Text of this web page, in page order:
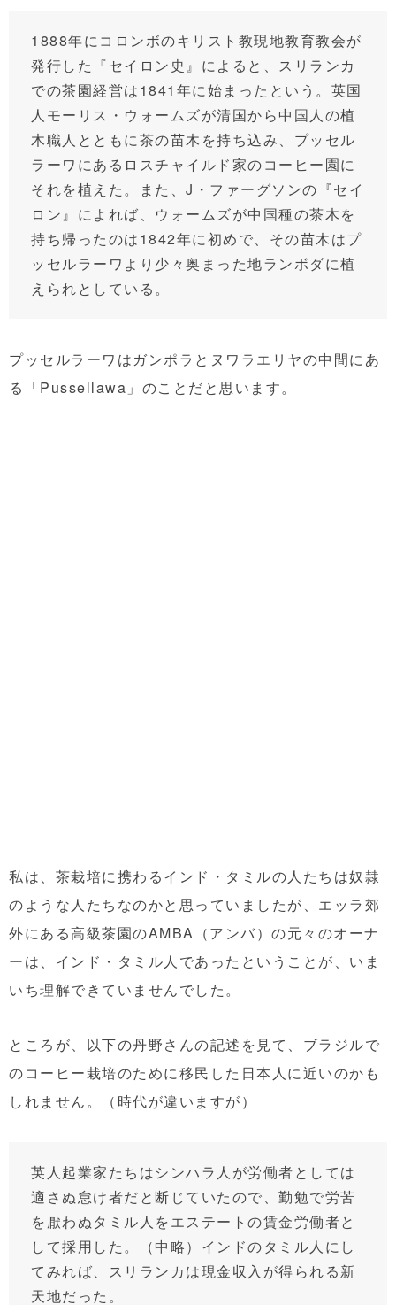
1888年にコロンボのキリスト教現地教育教会が
発行した『セイロン史』によると、スリランカ
での茶園経営は1841年に始まったという。英国
人モーリス・ウォームズが清国から中国人の植
木職人とともに茶の苗木を持ち込み、プッセル
ラーワにあるロスチャイルド家のコーヒー園に
それを植えた。また、J・ファーグソンの『セイ
ロン』によれば、ウォームズが中国種の茶木を
持ち帰ったのは1842年に初めで、その苗木はプ
ッセルラーワより少々奥まった地ランボダに植
えられとしている。
プッセルラーワはガンポラとヌワラエリヤの中間にあ
る「Pussellawa」のことだと思います。
私は、茶栽培に携わるインド・タミルの人たちは奴隷
のような人たちなのかと思っていましたが、エッラ郊
外にある高級茶園のAMBA（アンバ）の元々のオーナ
ーは、インド・タミル人であったということが、いま
いち理解できていませんでした。
ところが、以下の丹野さんの記述を見て、ブラジルで
のコーヒー栽培のために移民した日本人に近いのかも
しれません。（時代が違いますが）
英人起業家たちはシンハラ人が労働者としては
適さぬ怠け者だと断じていたので、勤勉で労苦
を厭わぬタミル人をエステートの賃金労働者と
して採用した。（中略）インドのタミル人にし
てみれば、スリランカは現金収入が得られる新
天地だった。